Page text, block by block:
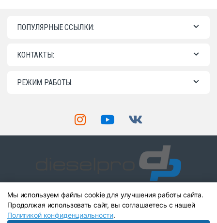
ПОПУЛЯРНЫЕ ССЫЛКИ:
КОНТАКТЫ:
РЕЖИМ РАБОТЫ:
Остались вопросы? Звоните
нам!
+7 (903) 904-41-89
Мы используем файлы cookie для улучшения работы сайта.
Продолжая использовать сайт, вы соглашаетесь с нашей
Политикой конфиденциальности.